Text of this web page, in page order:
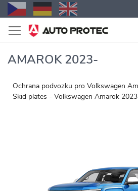
Zum
Inhalt
springen
AMAROK 2023-
Ochrana podvozku pro Volkswagen
Skid plates - Volkswagen Amarok